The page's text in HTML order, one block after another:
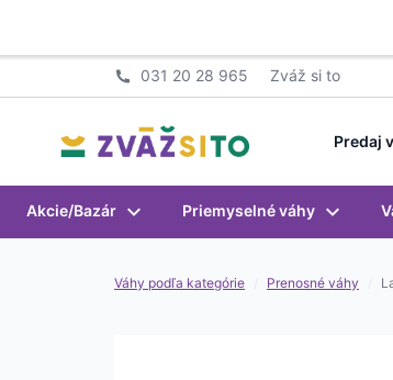
031 20 28 965 Zváž si to
Predaj
Akcie/Bazár Priemyselné váhy
Váhy podľa kategórie Prenosné váhy